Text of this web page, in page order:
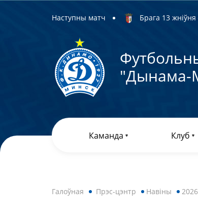
Наступны матч Брага 13 жніўня
"Дынама-
Каманда Клуб
Галоўная Прэс-цэнтр Навiны 2026